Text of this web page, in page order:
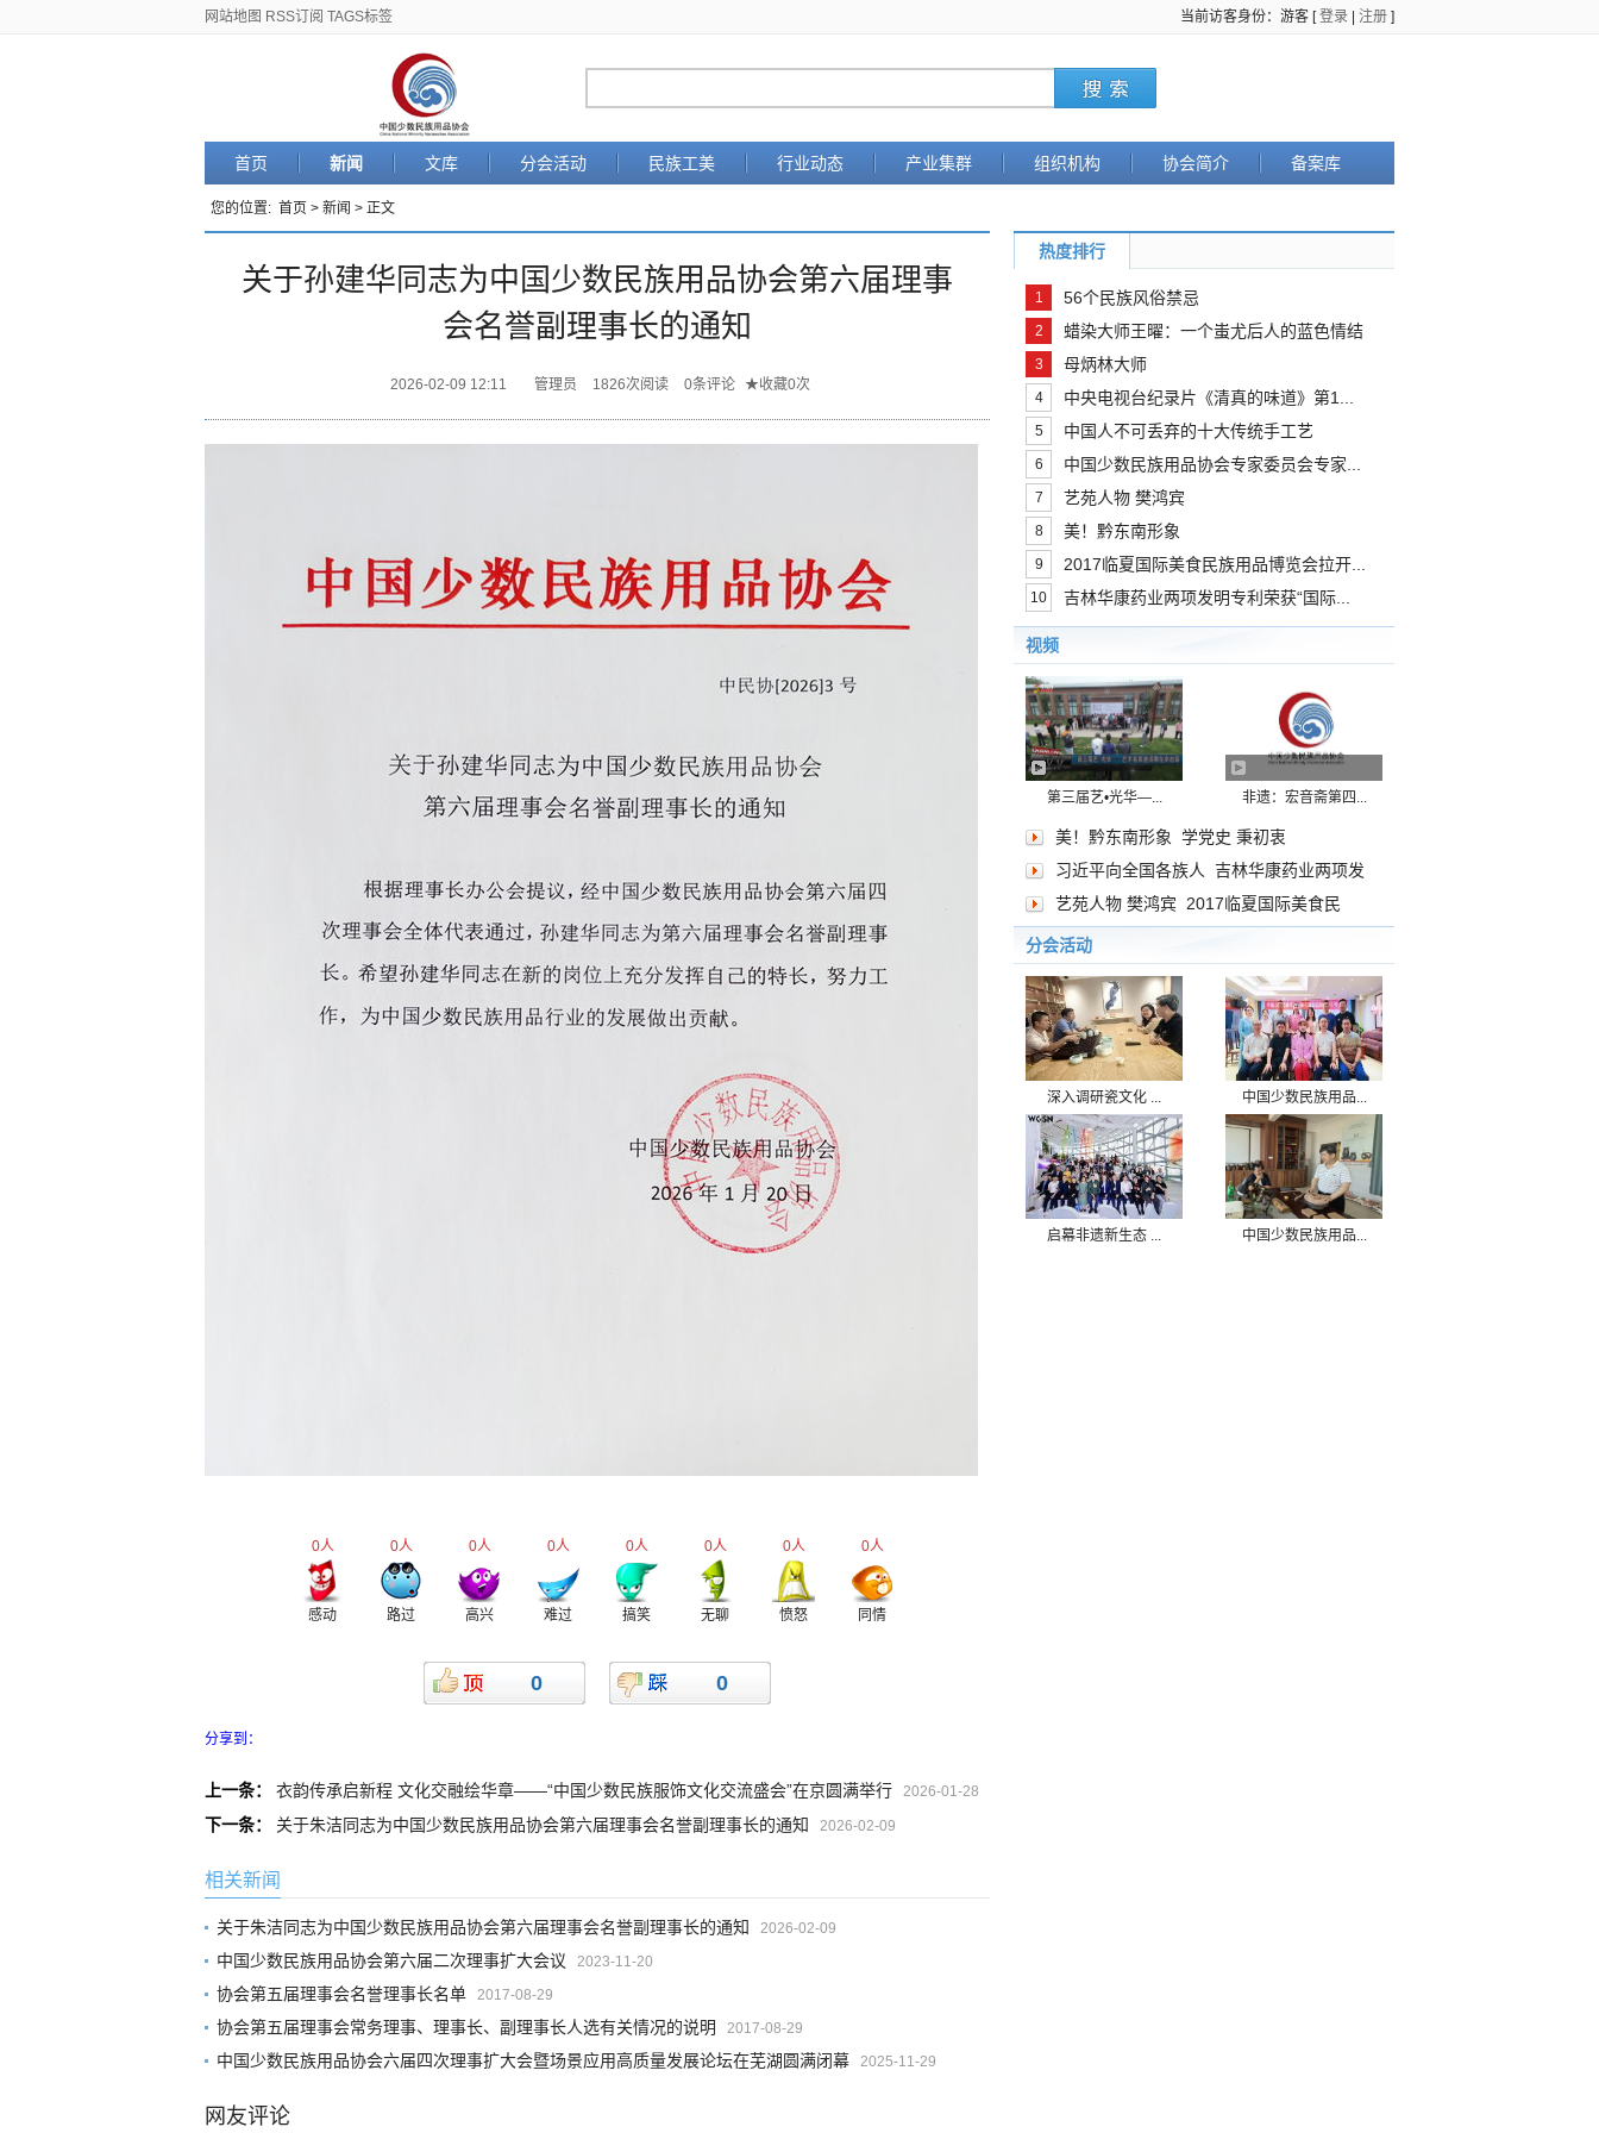
网站地图 RSS订阅 TAGS标签 当前访客身份：游客 [登录 注册 ]
首页 新闻 文库 分会活动 民族工美 行业动态 产业集群 组织机构 协会简介 备案库
您的位置: 首页 > 新闻 > 正文
关于孙建华同志为中国少数民族用品协会第六届理事
会名誉副理事长的通知
2026-02-09 12:11 管理员 1826次阅读 0条评论 ★收藏0次
0人
感动
0人
路过
0人
高兴
0人
难过
0人
搞笑
0人
无聊
0人
愤怒
0人
同情
0 0
分享到：
上一条： 衣韵传承启新程 文化交融绘华章——“中国少数民族服饰文化交流盛会”在京圆满举行 2026-01-28
下一条： 关于朱洁同志为中国少数民族用品协会第六届理事会名誉副理事长的通知 2026-02-09
相关新闻
关于朱洁同志为中国少数民族用品协会第六届理事会名誉副理事长的通知 2026-02-09
中国少数民族用品协会第六届二次理事扩大会议 2023-11-20
协会​第五届理事会名誉理事长名单 2017-08-29
协会第五届理事会常务理事、理事长、副理事长人选有关情况的说明 2017-08-29
中国少数民族用品协会六届四次理事扩大会暨场景应用高质量发展论坛在芜湖圆满闭幕 2025-11-29
网友评论
热度排行
1 56个民族风俗禁忌
2 蜡染大师王曜：一个蚩尤后人的蓝色情结
3 母炳林大师
4 中央电视台纪录片《清真的味道》第1...
5 中国人不可丢弃的十大传统手工艺
6 中国少数民族用品协会专家委员会专家...
7 艺苑人物 樊鸿宾
8 美！黔东南形象
9 2017临夏国际美食民族用品博览会拉开...
10 吉林华康药业两项发明专利荣获“国际...
视频
第三届艺•光华—... 非遗：宏音斋第四...
美！黔东南形象
学党史 秉初衷
习近平向全国各族人
吉林华康药业两项发
艺苑人物 樊鸿宾 2017临夏国际美食民
分会活动
深入调研瓷文化 ... 中国少数民族用品...
启幕非遗新生态 ... 中国少数民族用品...